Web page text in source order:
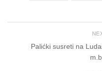
Palićki susreti na